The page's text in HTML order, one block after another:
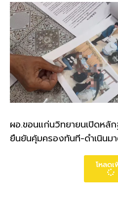
ผอ.ขอนแก่นวิทยายนเปิดหลั
ยืนยันคุ้มครองทันที-ดำเนินม
โหลด